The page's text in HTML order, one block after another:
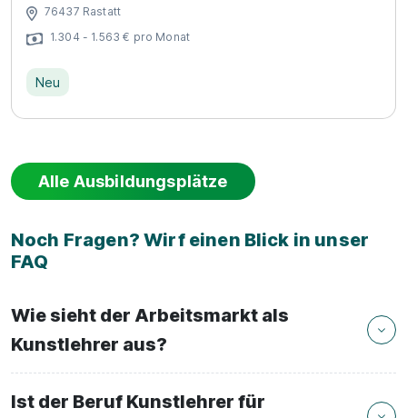
76437 Rastatt
1.304 - 1.563 € pro Monat
Neu
Alle Ausbildungsplätze
Noch Fragen? Wirf einen Blick in unser
FAQ
Wie sieht der Arbeitsmarkt als
Kunstlehrer aus?
Ist der Beruf Kunstlehrer für